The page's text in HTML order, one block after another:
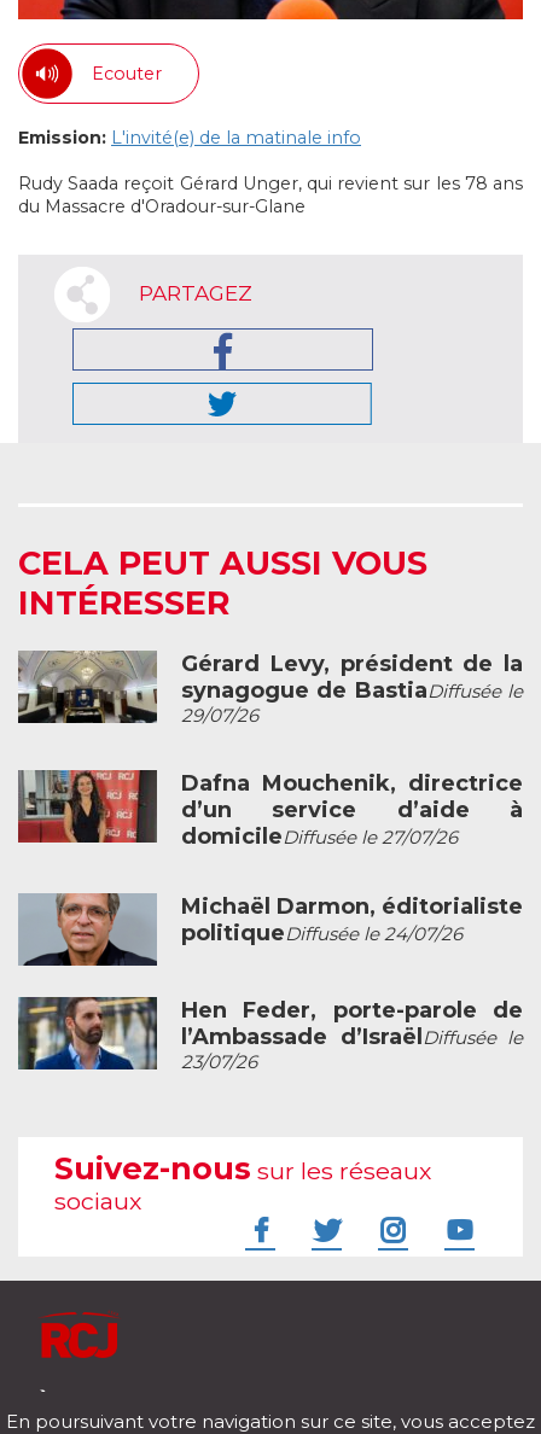
Ecouter
Emission: L'invité(e) de la matinale info
Rudy Saada reçoit Gérard Unger, qui revient sur les 78 ans
du Massacre d'Oradour-sur-Glane
PARTAGEZ
CELA PEUT AUSSI VOUS
INTÉRESSER
Gérard Levy, président de la
synagogue de BastiaDiffusée le
29/07/26
Dafna Mouchenik, directrice
d’un service d’aide à
domicileDiffusée le 27/07/26
Michaël Darmon, éditorialiste
politiqueDiffusée le 24/07/26
Hen Feder, porte-parole de
l’Ambassade d’Israël Diffusée le
23/07/26
Suivez-nous sur les réseaux
sociaux
Télécharger notre application pour iOs et Android
En poursuivant votre navigation sur ce site, vous acceptez